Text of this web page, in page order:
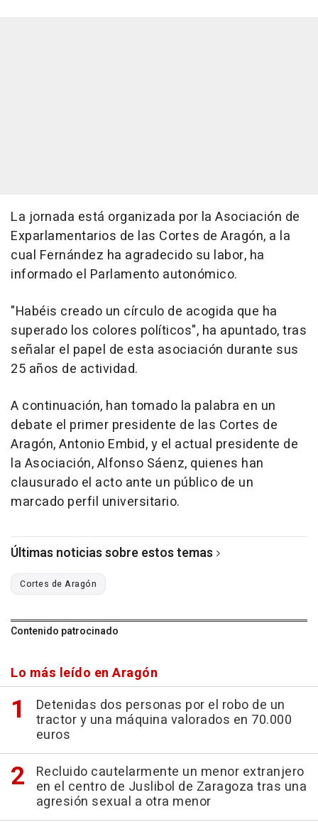
La jornada está organizada por la Asociación de
Exparlamentarios de las Cortes de Aragón, a la
cual Fernández ha agradecido su labor, ha
informado el Parlamento autonómico.
"Habéis creado un círculo de acogida que ha
superado los colores políticos", ha apuntado, tras
señalar el papel de esta asociación durante sus
25 años de actividad.
A continuación, han tomado la palabra en un
debate el primer presidente de las Cortes de
Aragón, Antonio Embid, y el actual presidente de
la Asociación, Alfonso Sáenz, quienes han
clausurado el acto ante un público de un
marcado perfil universitario.
Últimas noticias sobre estos temas
Cortes de Aragón
Contenido patrocinado
Lo más leído en Aragón
Detenidas dos personas por el robo de un
tractor y una máquina valorados en 70.000
euros
Recluido cautelarmente un menor extranjero
en el centro de Juslibol de Zaragoza tras una
agresión sexual a otra menor